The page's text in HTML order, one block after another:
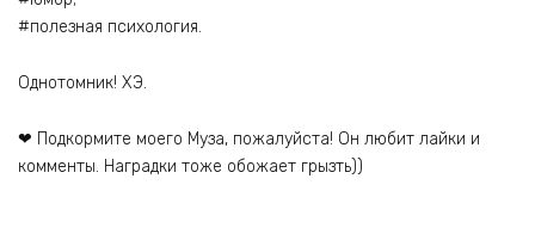
#полезная психология.
Однотомник! ХЭ.
❤ Подкормите моего Муза, пожалуйста! Он любит лайки и
комменты. Наградки тоже обожает грызть))